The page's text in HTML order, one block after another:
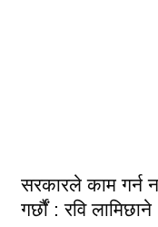
सरकारले काम गर्न
गर्छौं : रवि लामिछाने